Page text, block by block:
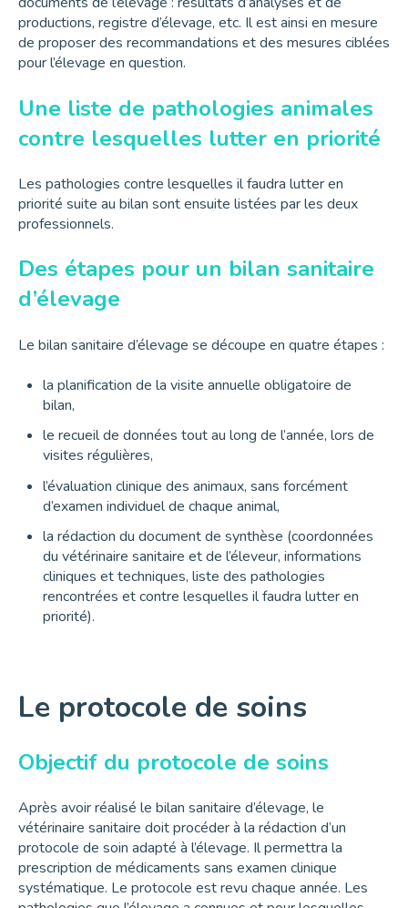
productions, registre d’élevage, etc. Il est ainsi en mesure
de proposer des recommandations et des mesures ciblées
pour l’élevage en question.
Une liste de pathologies animales
contre lesquelles lutter en priorité
Les pathologies contre lesquelles il faudra lutter en
priorité suite au bilan sont ensuite listées par les deux
professionnels.
Des étapes pour un bilan sanitaire
d’élevage
Le bilan sanitaire d’élevage se découpe en quatre étapes :
la planification de la visite annuelle obligatoire de
bilan,
le recueil de données tout au long de l’année, lors de
visites régulières,
l’évaluation clinique des animaux, sans forcément
d’examen individuel de chaque animal,
la rédaction du document de synthèse (coordonnées
du vétérinaire sanitaire et de l’éleveur, informations
cliniques et techniques, liste des pathologies
rencontrées et contre lesquelles il faudra lutter en
priorité).
Le protocole de soins
Objectif du protocole de soins
Après avoir réalisé le bilan sanitaire d’élevage, le
vétérinaire sanitaire doit procéder à la rédaction d’un
protocole de soin adapté à l’élevage. Il permettra la
prescription de médicaments sans examen clinique
systématique. Le protocole est revu chaque année. Les